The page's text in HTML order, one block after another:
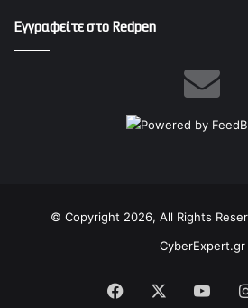
Εγγραφείτε στο Redpen
© Copyright 2026, All Rights
CyberExpert.gr
Facebook